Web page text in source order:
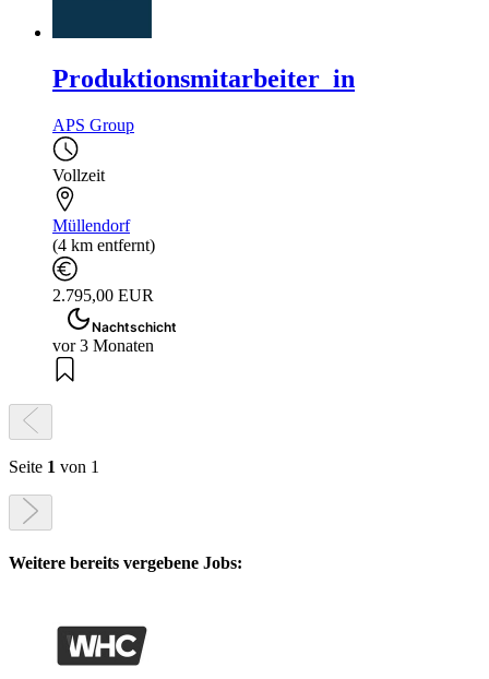
Produktionsmitarbeiter_in
APS Group
Vollzeit
Müllendorf
(4 km entfernt)
2.795,00 EUR
Nachtschicht
vor 3 Monaten
Seite 1 von 1
Weitere bereits vergebene Jobs: